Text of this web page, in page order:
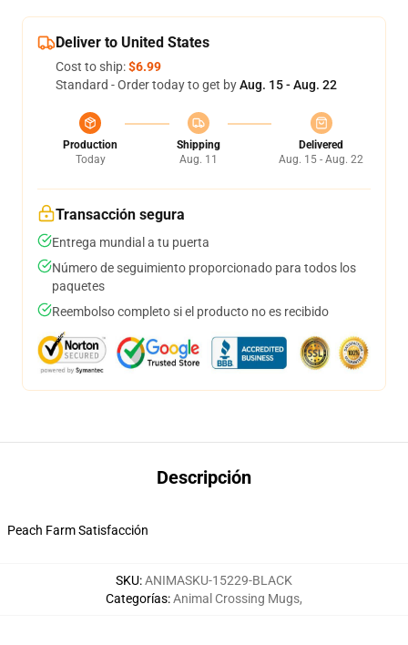
Deliver to United States
Cost to ship:$6.99
Standard - Order today to get byAug. 15 - Aug. 22
Production
Today
Shipping
Aug. 11
Delivered
Aug. 15 - Aug. 22
Transacción segura
Entrega mundial a tu puerta
Número de seguimiento proporcionado para todos los
paquetes
Reembolso completo si el producto no es recibido
Descripción
Peach Farm Satisfacción
SKU:ANIMASKU-15229-BLACK
Categorías:Animal Crossing Mugs,